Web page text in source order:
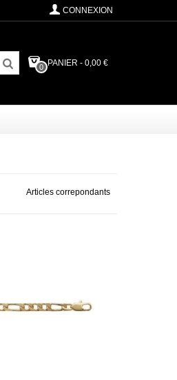
CONNEXION
0 PANIER - 0,00 €
Articles correpondants